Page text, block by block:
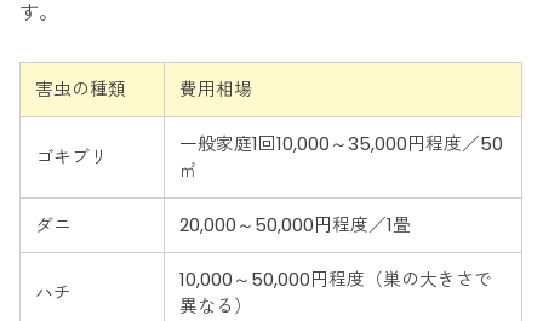
す。
害虫の種類 費用相場
ゴキブリ
一般家庭1回10,000～35,000円程度／50
㎡
ダニ 20,000～50,000円程度／1畳
ハチ
10,000～50,000円程度（巣の大きさで
異なる）